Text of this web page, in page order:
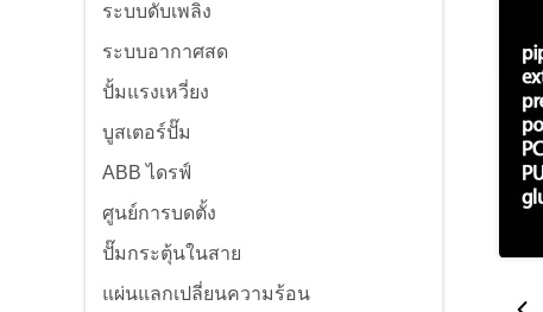
ระบบดับเพลิง
ระบบอากาศสด
ปั้มแรงเหวี่ยง
บูสเตอร์ปั๊ม
ABB ไดรฟ์
ศูนย์การบดตั้ง
ปั๊มกระตุ้นในสาย
แผ่นแลกเปลี่ยนความร้อน